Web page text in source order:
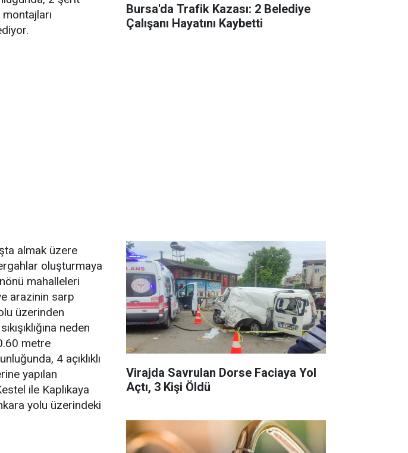
almak üzere
oluşturmaya
mahalleleri
arazinin sarp
üzerinden
neden
metre
4 açıklıklı
yapılan
ile Kaplıkaya
yolu üzerindeki
Bursa'da Trafik Kazası: 2 Belediye
Çalışanı Hayatını Kaybetti
Virajda Savrulan Dorse Faciaya Yol
Açtı, 3 Kişi Öldü